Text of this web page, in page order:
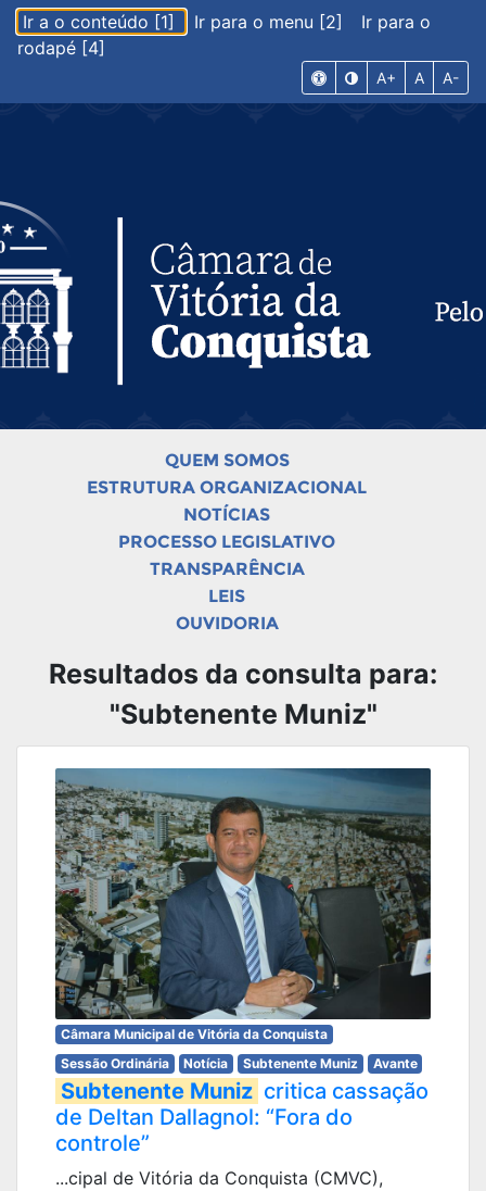
Ir a o conteúdo [1] Ir para o menu [2]
Ir para o
rodapé [4]
A+ A A-
QUEM SOMOS
ESTRUTURA ORGANIZACIONAL
NOTÍCIAS
PROCESSO LEGISLATIVO
TRANSPARÊNCIA
LEIS
OUVIDORIA
Resultados da consulta para:
"Subtenente Muniz"
Câmara Municipal de Vitória da Conquista
Sessão Ordinária
Notícia Subtenente Muniz Avante
Subtenente Muniz critica cassação
de Deltan Dallagnol: “Fora do
controle”
...cipal de Vitória da Conquista (CMVC),